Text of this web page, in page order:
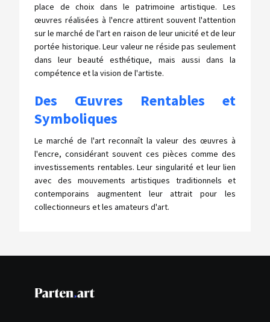
place de choix dans le patrimoine artistique. Les
œuvres réalisées à l'encre attirent souvent l'attention
sur le marché de l'art en raison de leur unicité et de leur
portée historique. Leur valeur ne réside pas seulement
dans leur beauté esthétique, mais aussi dans la
compétence et la vision de l'artiste.
Des Œuvres Rentables et
Symboliques
Le marché de l'art reconnaît la valeur des œuvres à
l'encre, considérant souvent ces pièces comme des
investissements rentables. Leur singularité et leur lien
avec des mouvements artistiques traditionnels et
contemporains augmentent leur attrait pour les
collectionneurs et les amateurs d'art.